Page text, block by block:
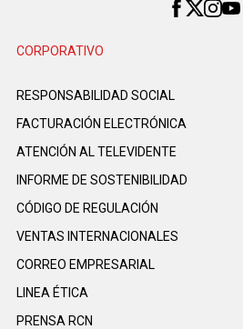
CORPORATIVO
RESPONSABILIDAD SOCIAL
FACTURACIÓN ELECTRÓNICA
ATENCIÓN AL TELEVIDENTE
INFORME DE SOSTENIBILIDAD
CÓDIGO DE REGULACIÓN
VENTAS INTERNACIONALES
CORREO EMPRESARIAL
LINEA ÉTICA
PRENSA RCN